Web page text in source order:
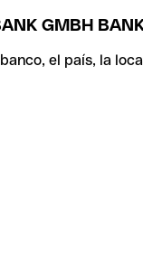
GMBH
el país, la